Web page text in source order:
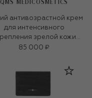
QMS MEDICOSMETICS
антивозрастной крем
для интенсивного
зрелой кожи
«3D-коллаген» (50ml)
85 000 ₽